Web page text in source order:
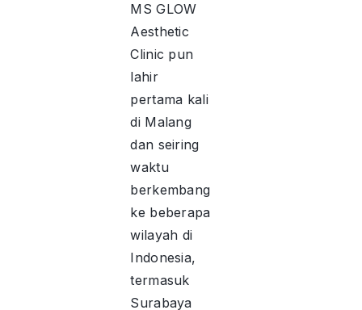
MS GLOW
Aesthetic
Clinic pun
lahir
pertama kali
di Malang
dan seiring
waktu
berkembang
ke beberapa
wilayah di
Indonesia,
termasuk
Surabaya